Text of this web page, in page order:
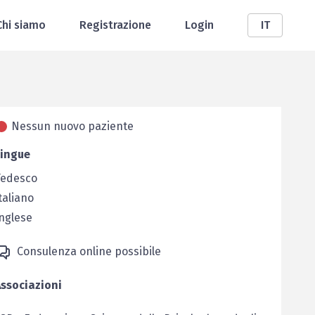
siamo Registrazione Login IT
Nessun nuovo paziente
Consulenza online possibile